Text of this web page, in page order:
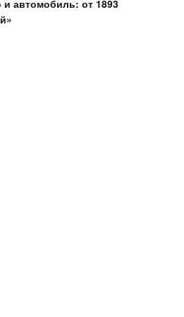
автомобиль: от 1893